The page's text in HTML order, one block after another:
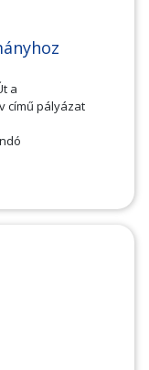
a
című pályázat